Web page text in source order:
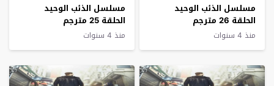
مسلسل الذئب الوحيد
الحلقة 26 مترجم
منذ 4 سنوات
مسلسل الذئب الوحيد
الحلقة 25 مترجم
منذ 4 سنوات